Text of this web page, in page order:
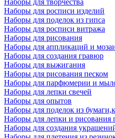
Наборы для творчества
Наборы для росписи изделий
Наборы для поделок из гипса
Наборы для росписи витража
Наборы для рисования
Наборы для аппликаций и
Наборы для создания гравюр
Наборы для выжигания
Наборы для рисования песком
Наборы для парфюмерии и
Наборы для лепки свечей
Наборы для опытов
Наборы для поделок из
Наборы для лепки и рисования
Наборы для создания